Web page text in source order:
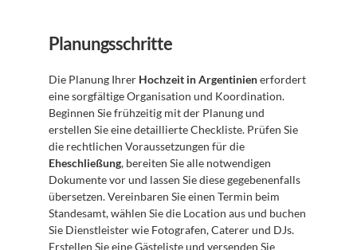
Planungsschritte
Die Planung Ihrer Hochzeit in Argentinien erfordert
eine sorgfältige Organisation und Koordination.
Beginnen Sie frühzeitig mit der Planung und
erstellen Sie eine detaillierte Checkliste. Prüfen Sie
Eheschließung, bereiten Sie alle notwendigen
Dokumente vor und lassen Sie diese gegebenenfalls
übersetzen. Vereinbaren Sie einen Termin beim
Standesamt, wählen Sie die Location aus und buchen
Sie Dienstleister wie Fotografen, Caterer und DJs.
Erstellen Sie eine Gästeliste und versenden Sie